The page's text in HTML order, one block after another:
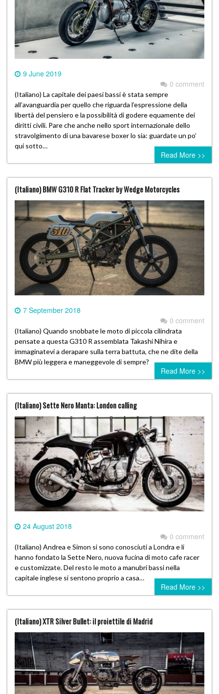
9 June 2019
0 comment
(Italiano) La capitale dei paesi bassi è stata sempre
all’avanguardia per quello che riguarda l’espressione della
libertà del pensiero e la possibilità di godere equamente dei
diritti civili. Pare che anche nello sport internazionale dello
stravolgimento di una bavarese boxer lo sia: guardate un po’
qui sotto…
Read More >>
(Italiano) BMW G310 R Flat Tracker by Wedge Motorcycles
7 September 2018
0 comment
(Italiano) Quando snobbate le moto di piccola cilindrata
pensate a questa G310 R assemblata Takashi Nihira e
immaginatevi a derapare sulla terra battuta, che ne dite della
BMW più leggera e maneggevole di sempre?
Read More >>
(Italiano) Sette Nero Manta: London calling
24 August 2018
0 comment
(Italiano) Andrea e Simon si sono conosciuti a Londra e li
hanno fondato la Sette Nero, nuova fucina di moto cafe racer
e customizzate. Del resto le moto a manubri bassi nella
capitale inglese si sentono proprio a casa…
Read More >>
(Italiano) XTR Silver Bullet: il proiettile di Madrid